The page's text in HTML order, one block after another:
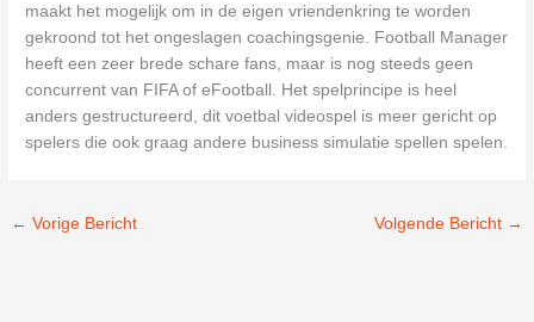
maakt het mogelijk om in de eigen vriendenkring te worden
gekroond tot het ongeslagen coachingsgenie. Football Manager
heeft een zeer brede schare fans, maar is nog steeds geen
concurrent van FIFA of eFootball. Het spelprincipe is heel
anders gestructureerd, dit voetbal videospel is meer gericht op
spelers die ook graag andere business simulatie spellen spelen.
← Vorige Bericht Volgende Bericht →